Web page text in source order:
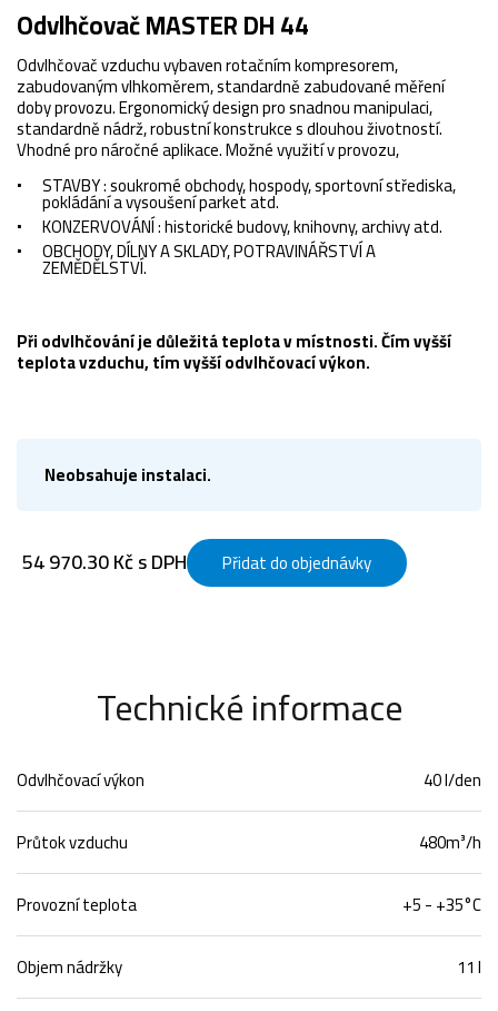
Odvlhčovač MASTER DH 44
Odvlhčovač vzduchu vybaven rotačním kompresorem,
zabudovaným vlhkoměrem, standardně zabudované měření
doby provozu. Ergonomický design pro snadnou manipulaci,
standardně nádrž, robustní konstrukce s dlouhou životností.
Vhodné pro náročné aplikace. Možné využití v provozu,
STAVBY : soukromé obchody, hospody, sportovní střediska,
pokládání a vysoušení parket atd.
KONZERVOVÁNÍ : historické budovy, knihovny, archivy atd.
OBCHODY, DÍLNY A SKLADY, POTRAVINÁŘSTVÍ A
ZEMĚDĚLSTVÍ.
Při odvlhčování je důležitá teplota v místnosti. Čím vyšší
teplota vzduchu, tím vyšší odvlhčovací výkon.
Neobsahuje instalaci.
54 970.30 Kč s DPH Přidat do objednávky
Technické informace
Odvlhčovací výkon
40 l/den
Průtok vzduchu
480m³/h
Provozní teplota
+5 - +35°C
Objem nádržky
11 l